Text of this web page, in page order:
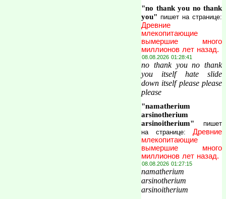
"no thank you no thank
you" пишет на странице:
Древние
млекопитающие
вымершие много
миллионов лет назад.
08.08.2026 01:28:41
no thank you no thank
you itself hate slide
down itself please please
please
"namatherium
arsinotherium
arsinoitherium" пишет
на странице: Древние
млекопитающие
вымершие много
миллионов лет назад.
08.08.2026 01:27:15
namatherium
arsinotherium
arsinoitherium